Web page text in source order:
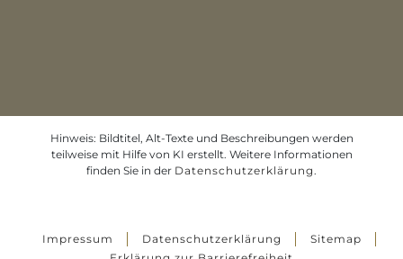
Hinweis: Bildtitel, Alt-Texte und Beschreibungen werden
teilweise mit Hilfe von KI erstellt. Weitere Informationen
finden Sie in der Datenschutzerklärung.
Impressum Datenschutzerklärung
Sitemap